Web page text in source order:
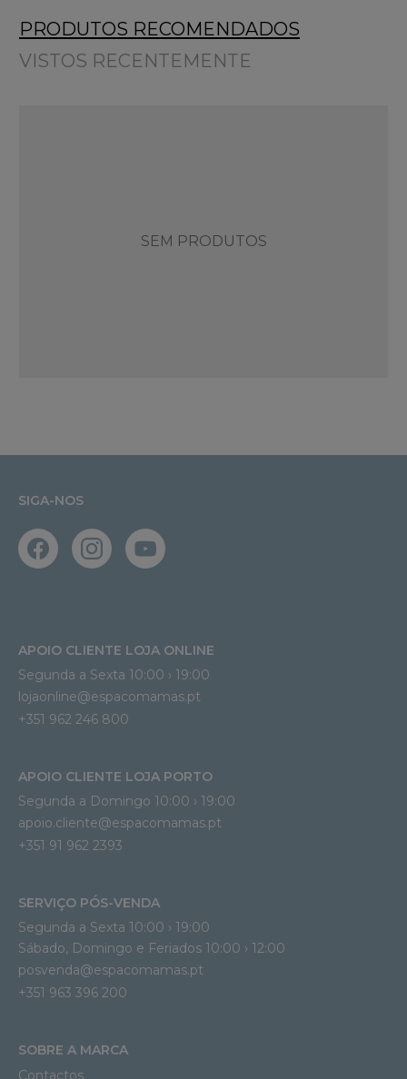
PRODUTOS RECOMENDADOS
VISTOS RECENTEMENTE
SEM PRODUTOS
SIGA-NOS
APOIO CLIENTE LOJA ONLINE
Segunda a Sexta 10:00 › 19:00
lojaonline@espacomamas.pt
+351 962 246 800
APOIO CLIENTE LOJA PORTO
Segunda a Domingo 10:00 › 19:00
apoio.cliente@espacomamas.pt
+351 91 962 2393
SERVIÇO PÓS-VENDA
Segunda a Sexta 10:00 › 19:00
Sábado, Domingo e Feriados 10:00 › 12:00
posvenda@espacomamas.pt
+351 963 396 200
SOBRE A MARCA
Contactos